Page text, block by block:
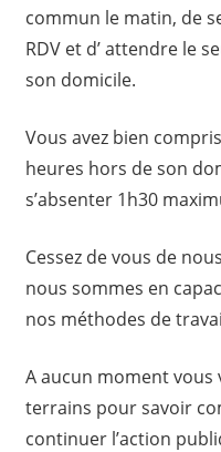
commun le matin, de
RDV et d’ attendre le
son domicile.
Vous avez bien
heures hors de son
s’absenter 1h30
Cessez de vous de
nous sommes en
nos méthodes de
A aucun moment vous
terrains pour savoir
continuer l’action